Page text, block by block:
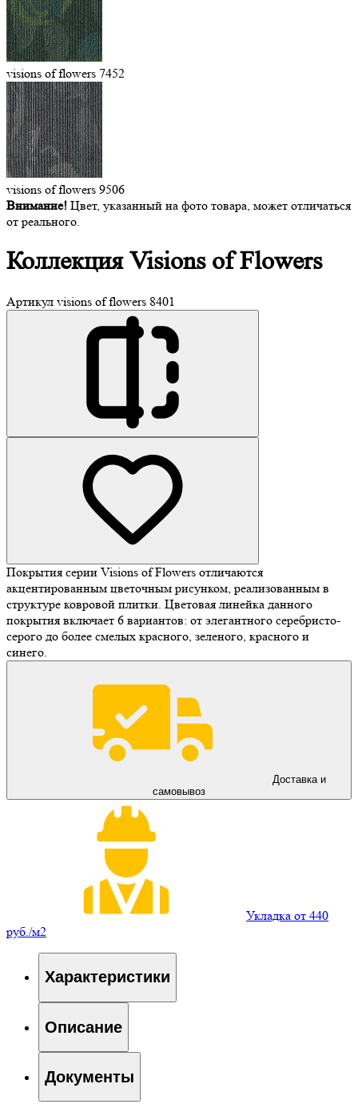
visions of flowers 7452
visions of flowers 9506
Внимание! Цвет, указанный на фото товара, может отличаться
от реального.
Коллекция Visions of Flowers
Артикул visions of flowers 8401
Покрытия серии Visions of Flowers отличаются
акцентированным цветочным рисунком, реализованным в
структуре ковровой плитки. Цветовая линейка данного
покрытия включает 6 вариантов: от элегантного серебристо-
серого до более смелых красного, зеленого, красного и
синего.
Доставка и
самовывоз
Укладка от 440
руб./м2
Характеристики
Описание
Документы